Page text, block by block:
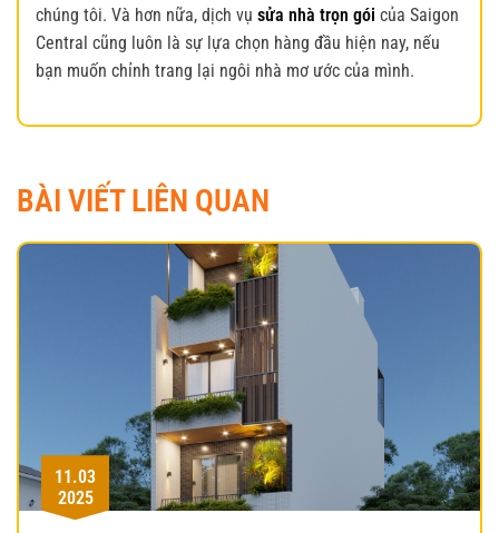
chúng tôi. Và hơn nữa, dịch vụ sửa nhà trọn gói của Saigon
Central cũng luôn là sự lựa chọn hàng đầu hiện nay, nếu
bạn muốn chỉnh trang lại ngôi nhà mơ ước của mình.
BÀI VIẾT LIÊN QUAN
11.03
2025